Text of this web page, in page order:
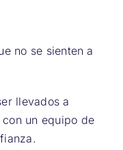
no se sienten a
llevados a
un equipo de